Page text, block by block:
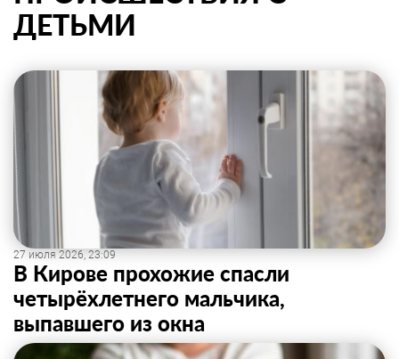
ДЕТЬМИ
27 июля 2026, 23:09
В Кирове прохожие спасли
четырёхлетнего мальчика,
выпавшего из окна